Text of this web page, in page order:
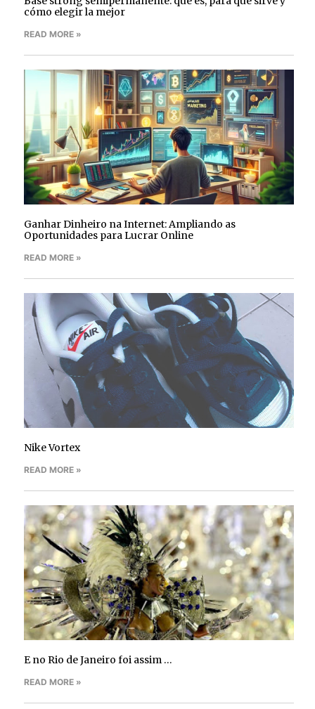
cómo elegir la mejor
READ MORE »
Ganhar Dinheiro na Internet: Ampliando as
Oportunidades para Lucrar Online
READ MORE »
Nike Vortex
READ MORE »
E no Rio de Janeiro foi assim …
READ MORE »